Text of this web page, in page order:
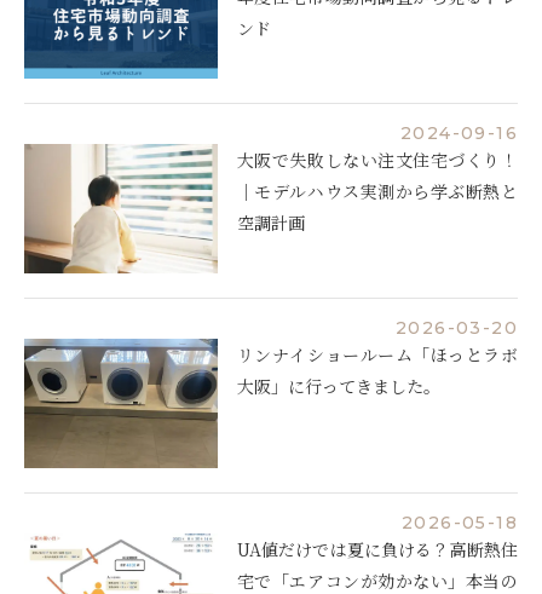
ンド
2024-09-16
大阪で失敗しない注文住宅づくり！
｜モデルハウス実測から学ぶ断熱と
空調計画
2026-03-20
リンナイショールーム「ほっとラボ
大阪」に行ってきました。
2026-05-18
UA値だけでは夏に負ける？高断熱住
宅で「エアコンが効かない」本当の